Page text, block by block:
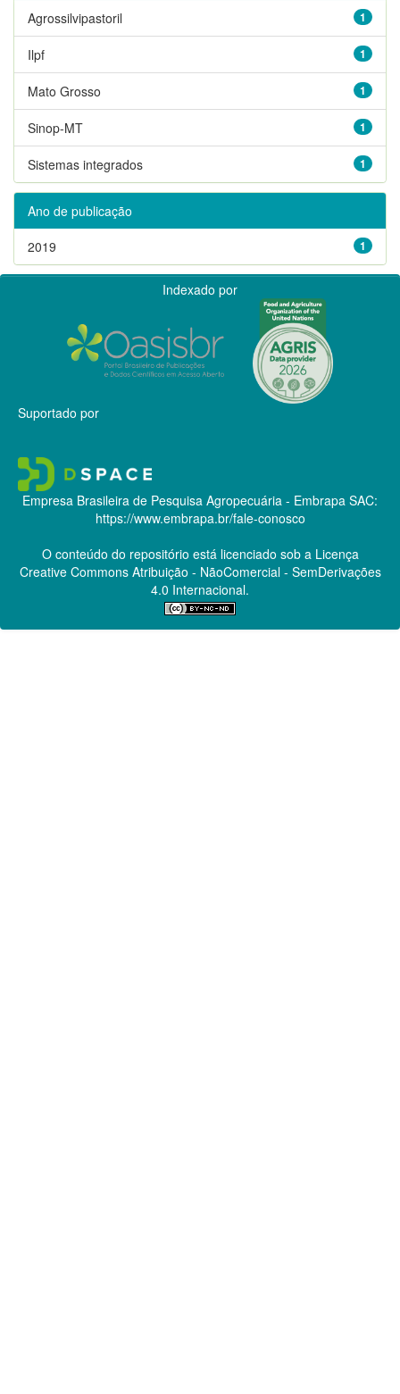
1
Agrossilvipastoril
1
Ilpf
1
Mato Grosso
1
Sinop-MT
1
Sistemas integrados
Ano de publicação
1
2019
Indexado por
Suportado por
Empresa Brasileira de Pesquisa Agropecuária - Embrapa SAC:
https://www.embrapa.br/fale-conosco
O conteúdo do repositório está licenciado sob a Licença
Creative CommonsAtribuição - NãoComercial - SemDerivações
4.0 Internacional.